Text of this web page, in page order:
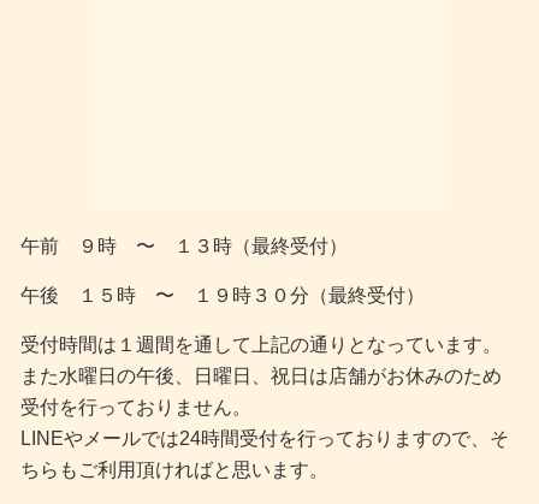
午前 ９時 〜 １３時（最終受付）
午後 １５時 〜 １９時３０分（最終受付）
受付時間は１週間を通して上記の通りとなっています。
また水曜日の午後、日曜日、祝日は店舗がお休みのため
受付を行っておりません。
LINEやメールでは24時間受付を行っておりますので、そ
ちらもご利用頂ければと思います。